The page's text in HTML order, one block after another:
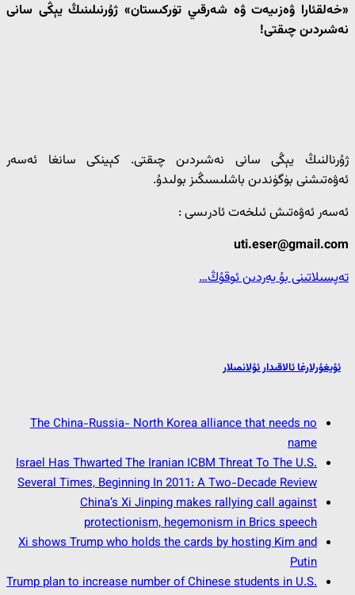
«خەلقئارا ۋەزىيەت ۋە شەرقىي تۈركىستان» ژۇرنىلىنىڭ يېڭى سانى
نەشىردىن چىقتى!
ژۇرنالنىڭ يېڭى سانى نەشىردىن چىقتى. كېينكى سانغا ئەسەر
ئەۋەتىشنى بۈگۈندىن باشلىسىڭىز بولىدۇ.
ئەسەر ئەۋەتىش ئىلخەت ئادرىسى :
uti.eser@gmail.com
تەپسىلاتىنى بۇ يەردىن ئوقۇڭ…
ئۇيغۇرلارغا ئالاقىدار ئۇلانمىلار
The China-Russia- North Korea alliance that needs no
name
Israel Has Thwarted The Iranian ICBM Threat To The U.S.
Several Times, Beginning In 2011: A Two-Decade Review
China’s Xi Jinping makes rallying call against
protectionism, hegemonism in Brics speech
Xi shows Trump who holds the cards by hosting Kim and
Putin
Trump plan to increase number of Chinese students in U.S.